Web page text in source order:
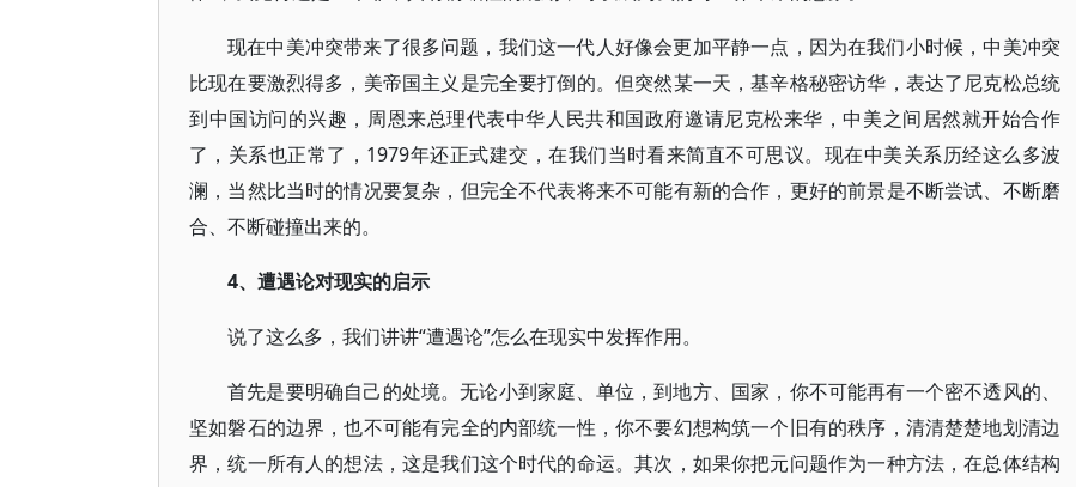
现在中美冲突带来了很多问题，我们这一代人好像会更加平静一点，因为在我们小时候，中美冲突
比现在要激烈得多，美帝国主义是完全要打倒的。但突然某一天，基辛格秘密访华，表达了尼克松总统
到中国访问的兴趣，周恩来总理代表中华人民共和国政府邀请尼克松来华，中美之间居然就开始合作
了，关系也正常了，1979年还正式建交，在我们当时看来简直不可思议。现在中美关系历经这么多波
澜，当然比当时的情况要复杂，但完全不代表将来不可能有新的合作，更好的前景是不断尝试、不断磨
合、不断碰撞出来的。
4、遭遇论对现实的启示
说了这么多，我们讲讲“遭遇论”怎么在现实中发挥作用。
首先是要明确自己的处境。无论小到家庭、单位，到地方、国家，你不可能再有一个密不透风的、
坚如磐石的边界，也不可能有完全的内部统一性，你不要幻想构筑一个旧有的秩序，清清楚楚地划清边
界，统一所有人的想法，这是我们这个时代的命运。其次，如果你把元问题作为一种方法，在总体结构